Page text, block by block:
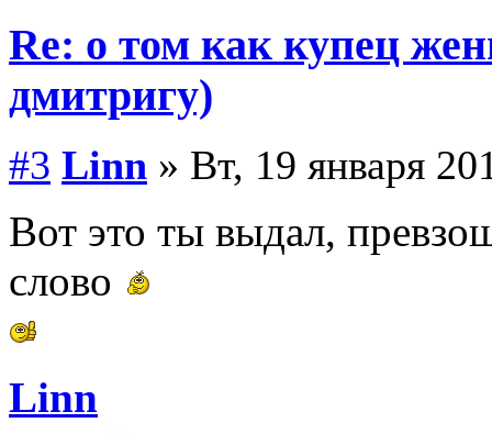
Re: о том как купец
дмитригу)
#3 Linn » Вт, 19 января
Вот это ты выдал,
слово
Linn